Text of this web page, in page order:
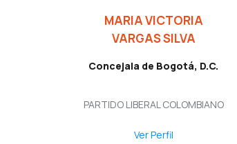
MARIA VICTORIA
VARGAS SILVA
Concejala de Bogotá, D.C.
PARTIDO LIBERAL COLOMBIANO
Ver Perfil